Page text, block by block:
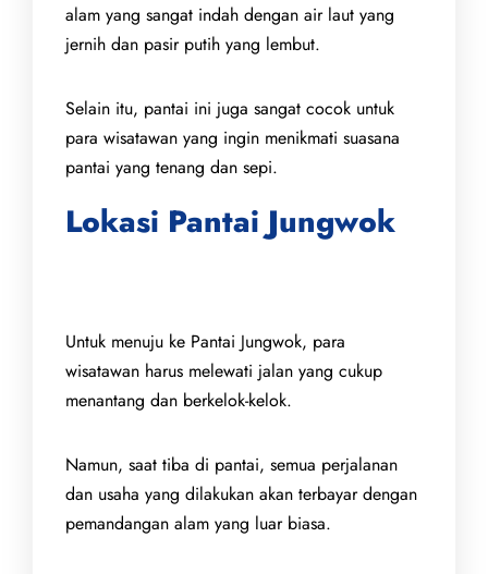
alam yang sangat indah dengan air laut yang
jernih dan pasir putih yang lembut.
Selain itu, pantai ini juga sangat cocok untuk
para wisatawan yang ingin menikmati suasana
pantai yang tenang dan sepi.
Lokasi Pantai Jungwok
Untuk menuju ke Pantai Jungwok, para
wisatawan harus melewati jalan yang cukup
menantang dan berkelok-kelok.
Namun, saat tiba di pantai, semua perjalanan
dan usaha yang dilakukan akan terbayar dengan
pemandangan alam yang luar biasa.